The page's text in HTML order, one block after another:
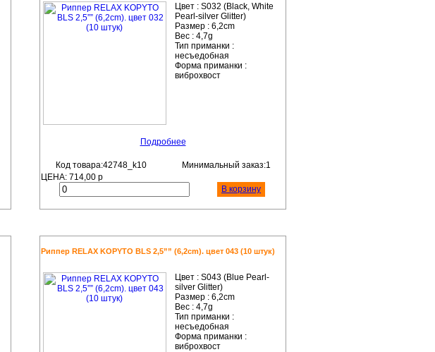
Цвет : S032 (Black, White
Pearl-silver Glitter)
Размер : 6,2cm
Вес : 4,7g
Тип приманки :
несъедобная
Форма приманки :
виброхвост
Подробнее
Код товара:42748_k10
Минимальный заказ:1
ЦЕНА: 714,00 р
В корзину
Риппер RELAX KOPYTO BLS 2,5”” (6,2cm). цвет 043 (10 штук)
Цвет : S043 (Blue Pearl-
silver Glitter)
Размер : 6,2cm
Вес : 4,7g
Тип приманки :
несъедобная
Форма приманки :
виброхвост